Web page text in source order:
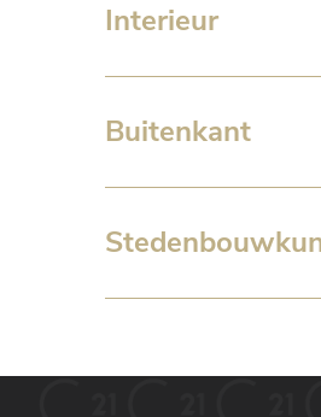
Interieur
Buitenkant